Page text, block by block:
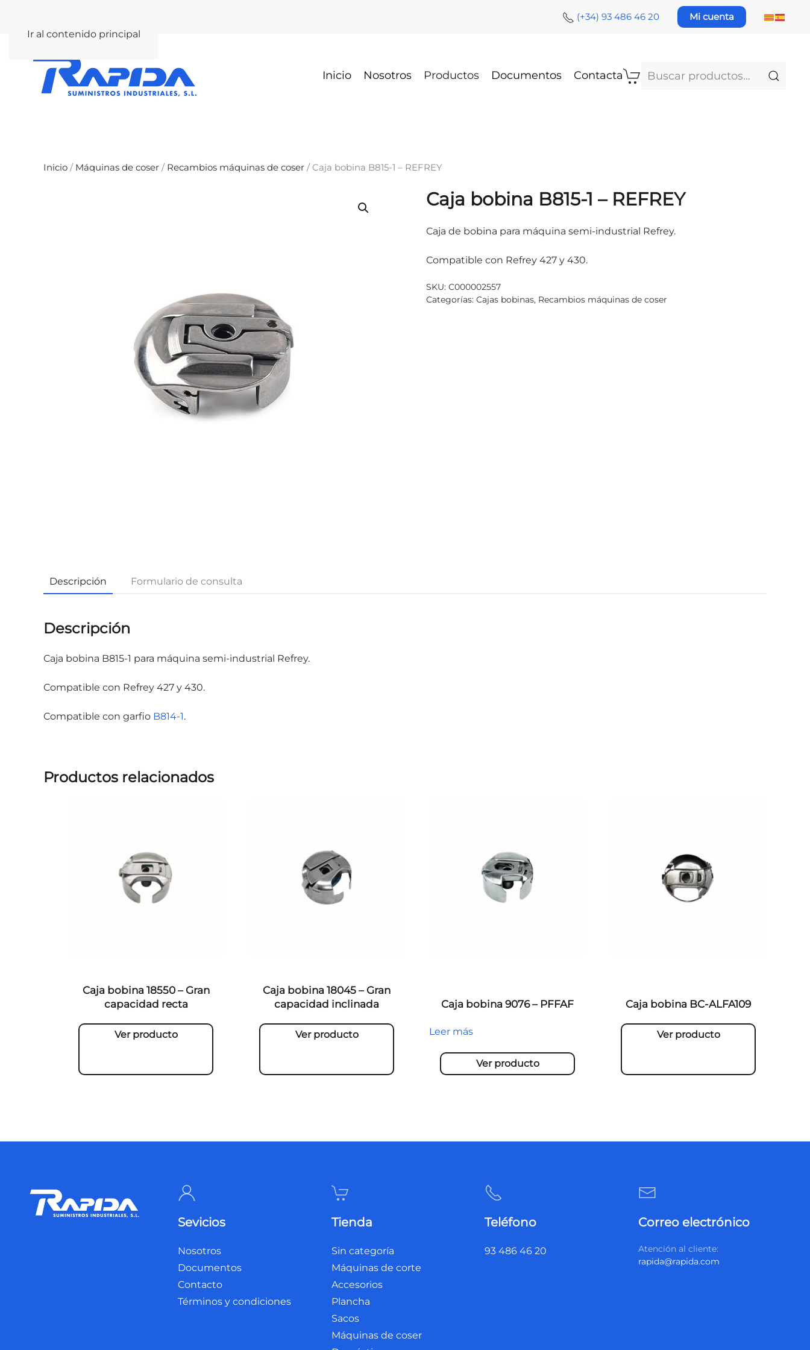
Ir al contenido principal
(+34) 93 486 46 20 Mi cuenta
Inicio Nosotros Productos Documentos Contacta
Buscar
Inicio / Máquinas de coser / Recambios máquinas de coser / Caja bobina B815-1 – REFREY
Caja bobina B815-1 – REFREY
Caja de bobina para máquina semi-industrial Refrey.
Compatible con Refrey 427 y 430.
SKU: C000002557
Categorías: Cajas bobinas, Recambios máquinas de coser
Descripción Formulario de consulta
Descripción
Caja bobina B815-1 para máquina semi-industrial Refrey.
Compatible con Refrey 427 y 430.
Compatible con garfio B814-1.
Productos relacionados
Caja bobina 18550 – Gran
capacidad recta
Ver producto
Caja bobina 18045 – Gran
capacidad inclinada
Ver producto
Caja bobina 9076 – PFFAF
Leer más
Ver producto
Caja bobina BC-ALFA109
Ver producto
Sevicios
Nosotros
Documentos
Contacto
Términos y condiciones
Tienda
Sin categoría
Máquinas de corte
Accesorios
Plancha
Sacos
Máquinas de coser
Teléfono
93 486 46 20
Correo electrónico
Atención al cliente:
rapida@rapida.com